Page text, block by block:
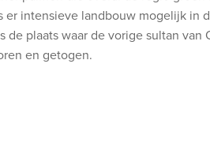
er intensieve landbouw mogelijk in
de plaats waar de vorigesultan van
en getogen.